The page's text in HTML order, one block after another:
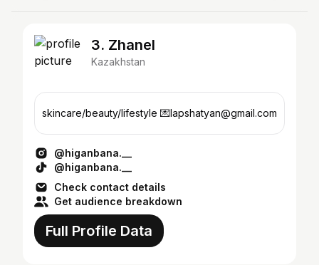
3. Zhanel
Kazakhstan
skincare/beauty/lifestyle 💌lapshatyan@gmail.com
@higanbana.__
@higanbana.__
Check contact details
Get audience breakdown
Full Profile Data